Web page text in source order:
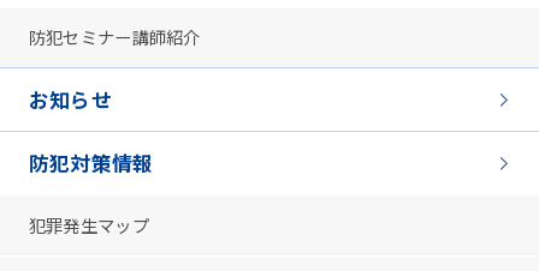
防犯セミナー講師紹介
お知らせ
防犯対策情報
犯罪発生マップ